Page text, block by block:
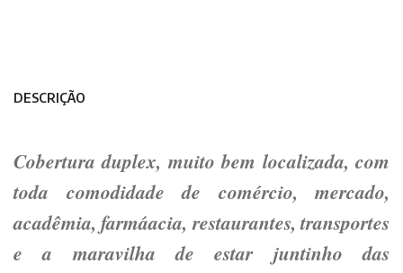
DESCRIÇÃO
Cobertura duplex, muito bem localizada, com
toda comodidade de comércio, mercado,
acadêmia, farmáacia, restaurantes, transportes
e a maravilha de estar juntinho das